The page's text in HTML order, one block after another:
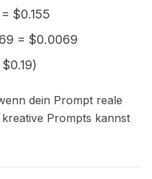
$0.155
= $0.0069
dein Prompt reale
Prompts kannst